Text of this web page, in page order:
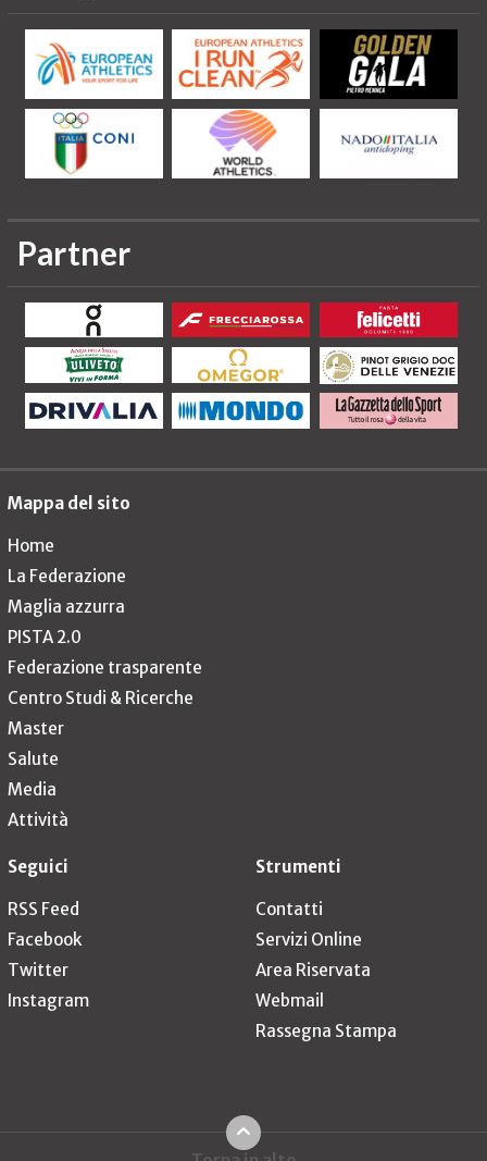
Partner
Mappa del sito
Home
La Federazione
Maglia azzurra
PISTA 2.0
Federazione trasparente
Centro Studi & Ricerche
Master
Salute
Media
Attività
Seguici
RSS Feed
Facebook
Twitter
Instagram
Strumenti
Contatti
Servizi Online
Area Riservata
Webmail
Rassegna Stampa